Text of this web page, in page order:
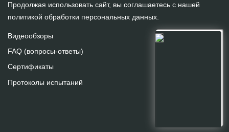
Продолжая использовать сайт, вы соглашаетесь с нашей
политикой обработки персональных данных
Видеообзоры
FAQ (вопросы-ответы)
Сертификаты
Протоколы испытаний